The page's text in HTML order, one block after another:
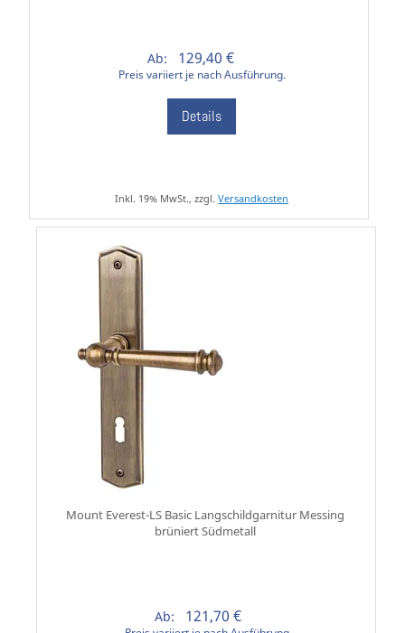
Ab: 129,40 €
Preis variiert je nach Ausführung.
Details
Inkl. 19% MwSt., zzgl.Versandkosten
Mount Everest-LS Basic Langschildgarnitur Messing
brüniert Südmetall
Ab: 121,70 €